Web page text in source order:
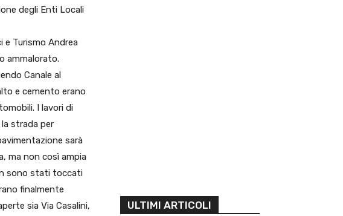
degli Enti Locali
e Turismo Andrea
ammalorato.
Canale al
e cemento erano
I lavori di
strada per
sarà
ma non così ampia
sono stati toccati
finalmente
sia Via Casalini,
ULTIMI ARTICOLI